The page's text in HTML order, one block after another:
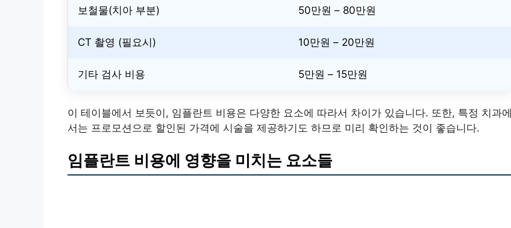
보철물(치아 부분) 50만원 – 80만원
CT 촬영 (필요시) 10만원 – 20만원
기타 검사 비용 5만원 – 15만원
이 테이블에서 보듯이, 임플란트 비용은 다양한 요소에 따라서 차이가 있습니다. 또한, 특정 치과에
서는 프로모션으로 할인된 가격에 시술을 제공하기도 하므로 미리 확인하는 것이 좋습니다.
임플란트 비용에 영향을 미치는 요소들